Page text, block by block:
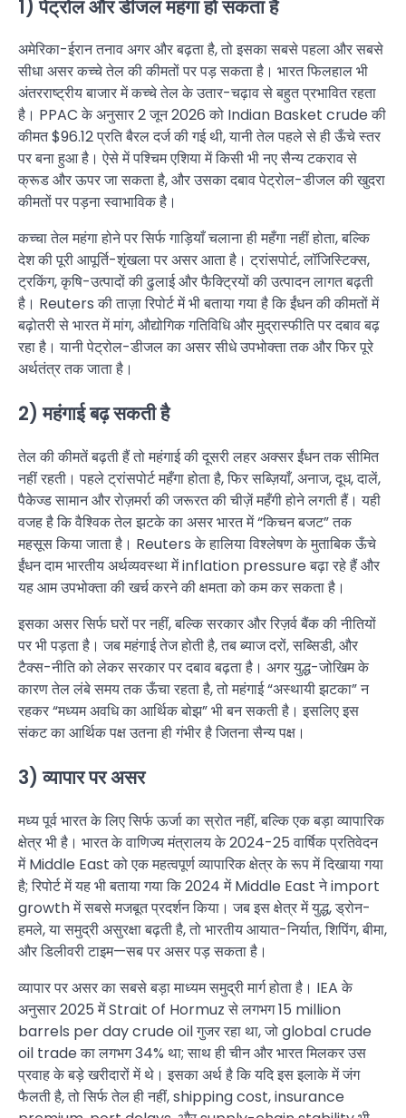
1) पेट्रोल और डीजल महंगा हो सकता है
अमेरिका-ईरान तनाव अगर और बढ़ता है, तो इसका सबसे पहला और सबसे
सीधा असर कच्चे तेल की कीमतों पर पड़ सकता है। भारत फिलहाल भी
अंतरराष्ट्रीय बाजार में कच्चे तेल के उतार-चढ़ाव से बहुत प्रभावित रहता
है। PPAC के अनुसार 2 जून 2026 को Indian Basket crude की
कीमत $96.12 प्रति बैरल दर्ज की गई थी, यानी तेल पहले से ही ऊँचे स्तर
पर बना हुआ है। ऐसे में पश्चिम एशिया में किसी भी नए सैन्य टकराव से
क्रूड और ऊपर जा सकता है, और उसका दबाव पेट्रोल-डीजल की खुदरा
कीमतों पर पड़ना स्वाभाविक है।
कच्चा तेल महंगा होने पर सिर्फ गाड़ियाँ चलाना ही महँगा नहीं होता, बल्कि
देश की पूरी आपूर्ति-शृंखला पर असर आता है। ट्रांसपोर्ट, लॉजिस्टिक्स,
ट्रकिंग, कृषि-उत्पादों की ढुलाई और फैक्ट्रियों की उत्पादन लागत बढ़ती
है। Reuters की ताज़ा रिपोर्ट में भी बताया गया है कि ईंधन की कीमतों में
बढ़ोतरी से भारत में मांग, औद्योगिक गतिविधि और मुद्रास्फीति पर दबाव बढ़
रहा है। यानी पेट्रोल-डीजल का असर सीधे उपभोक्ता तक और फिर पूरे
अर्थतंत्र तक जाता है।
2) महंगाई बढ़ सकती है
तेल की कीमतें बढ़ती हैं तो महंगाई की दूसरी लहर अक्सर ईंधन तक सीमित
नहीं रहती। पहले ट्रांसपोर्ट महँगा होता है, फिर सब्ज़ियाँ, अनाज, दूध, दालें,
पैकेज्ड सामान और रोज़मर्रा की जरूरत की चीज़ें महँगी होने लगती हैं। यही
वजह है कि वैश्विक तेल झटके का असर भारत में “किचन बजट” तक
महसूस किया जाता है। Reuters के हालिया विश्लेषण के मुताबिक ऊँचे
ईंधन दाम भारतीय अर्थव्यवस्था में inflation pressure बढ़ा रहे हैं और
यह आम उपभोक्ता की खर्च करने की क्षमता को कम कर सकता है।
इसका असर सिर्फ घरों पर नहीं, बल्कि सरकार और रिज़र्व बैंक की नीतियों
पर भी पड़ता है। जब महंगाई तेज होती है, तब ब्याज दरों, सब्सिडी, और
टैक्स-नीति को लेकर सरकार पर दबाव बढ़ता है। अगर युद्ध-जोखिम के
कारण तेल लंबे समय तक ऊँचा रहता है, तो महंगाई “अस्थायी झटका” न
रहकर “मध्यम अवधि का आर्थिक बोझ” भी बन सकती है। इसलिए इस
संकट का आर्थिक पक्ष उतना ही गंभीर है जितना सैन्य पक्ष।
3) व्यापार पर असर
मध्य पूर्व भारत के लिए सिर्फ ऊर्जा का स्रोत नहीं, बल्कि एक बड़ा व्यापारिक
क्षेत्र भी है। भारत के वाणिज्य मंत्रालय के 2024-25 वार्षिक प्रतिवेदन
में Middle East को एक महत्वपूर्ण व्यापारिक क्षेत्र के रूप में दिखाया गया
है; रिपोर्ट में यह भी बताया गया कि 2024 में Middle East ने import
growth में सबसे मजबूत प्रदर्शन किया। जब इस क्षेत्र में युद्ध, ड्रोन-
हमले, या समुद्री असुरक्षा बढ़ती है, तो भारतीय आयात-निर्यात, शिपिंग, बीमा,
और डिलीवरी टाइम—सब पर असर पड़ सकता है।
व्यापार पर असर का सबसे बड़ा माध्यम समुद्री मार्ग होता है। IEA के
अनुसार 2025 में Strait of Hormuz से लगभग 15 million
barrels per day crude oil गुजर रहा था, जो global crude
oil trade का लगभग 34% था; साथ ही चीन और भारत मिलकर उस
प्रवाह के बड़े खरीदारों में थे। इसका अर्थ है कि यदि इस इलाके में जंग
फैलती है, तो सिर्फ तेल ही नहीं, shipping cost, insurance